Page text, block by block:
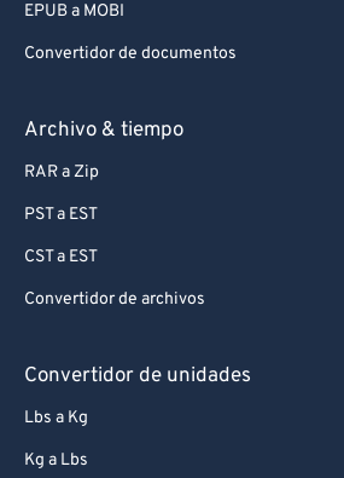
EPUB a MOBI
Convertidor de documentos
Archivo & tiempo
RAR a Zip
PST a EST
CST a EST
Convertidor de archivos
Convertidor de unidades
Lbs a Kg
Kg a Lbs